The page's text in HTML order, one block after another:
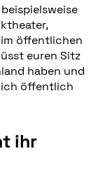
öffentlichen
euren Sitz
haben und
öffentlich
ihr